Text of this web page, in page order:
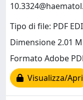
Tipo di file: PDF
Dimensione 2.01
Formato Adobe
Visualizza/Apri